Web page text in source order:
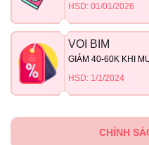
HSD: 01/01/2026
VOI BIM
GIẢM 40-60K KHI
HSD: 1/1/2024
CHÍNH